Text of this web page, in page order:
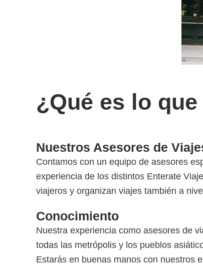
¿Qué es lo
Nuestros Asesores de
Contamos con un equipo de asesores
experiencia de los distintos Enterate
viajeros y organizan viajes también a
Conocimiento
Nuestra experiencia como asesores de
todas las metrópolis y los pueblos
Estarás en buenas manos con nuestros